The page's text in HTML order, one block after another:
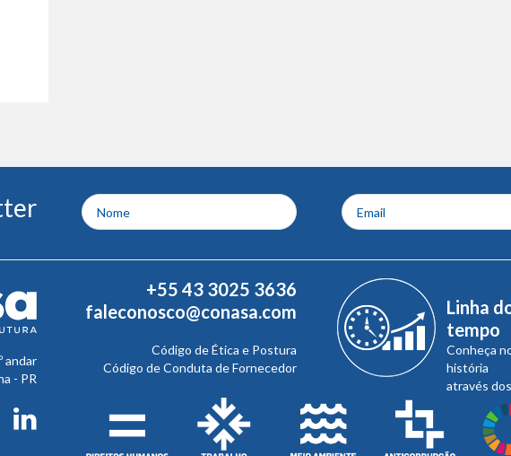
andar
- PR
+55 43 3025 3636
faleconosco@conasa.com
Código de Ética e Postura
Código de Conduta de Fornecedor
Linha
tempo
Conheça
história
através